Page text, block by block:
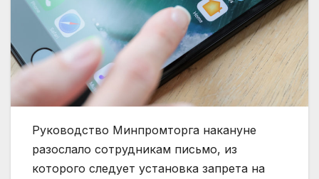
Руководство Минпромторга накануне
разослало сотрудникам письмо, из
которого следует установка запрета на